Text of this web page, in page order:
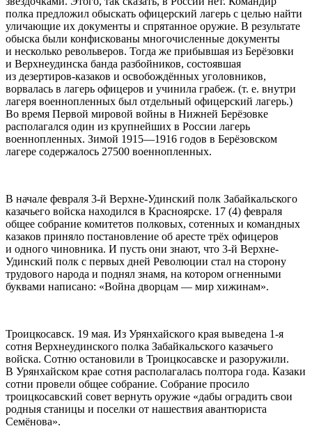
полка предложил обыскать офицерский лагерь с целью найти
уличающие их документы и спрятанное оружие. В результате
обыска были конфискованы многочисленные документы
и несколько револьверов. Тогда же прибывшая из Берёзовки
и Верхнеудинска банда разбойников, состоявшая
из дезертиров-казаков и освобождённых уголовников,
ворвалась в лагерь офицеров и учинила грабеж. (т. е. внутри
лагеря военнопленных был отдельный офицерский лагерь.)
Во время Первой мировой войны в Нижней Берёзовке
располагался один из крупнейших в России лагерь
военнопленных. Зимой 1915—1916 годов в Берёзовском
лагере содержалось 27500 военнопленных.
В начале февраля 3-й Верхне-Удинский полк Забайкальского
казачьего войска находился в Красноярске. 17 (4) февраля
общее собрание комитетов полковых, сотенных и командных
казаков приняло постановление об аресте трёх офицеров
и одного чиновника. И пусть они знают, что 3-й Верхне-
Удинский полк с первых дней Революции стал на сторону
трудового народа и поднял знамя, на котором огненными
буквами написано: «Война дворцам — мир хижинам».
Троицкосавск. 19 мая. Из Урянхайского края выведена 1-я
сотня Верхнеудинского полка Забайкальского казачьего
войска. Сотню остановили в Троицкосавске и разоружили.
В Урянхайском крае сотня располагалась полтора года. Казаки
сотни провели общее собрание. Собрание просило
троицкосавский совет вернуть оружие «дабы оградить свои
родныя станицы и поселки от нашествия авантюриста
Семёнова».